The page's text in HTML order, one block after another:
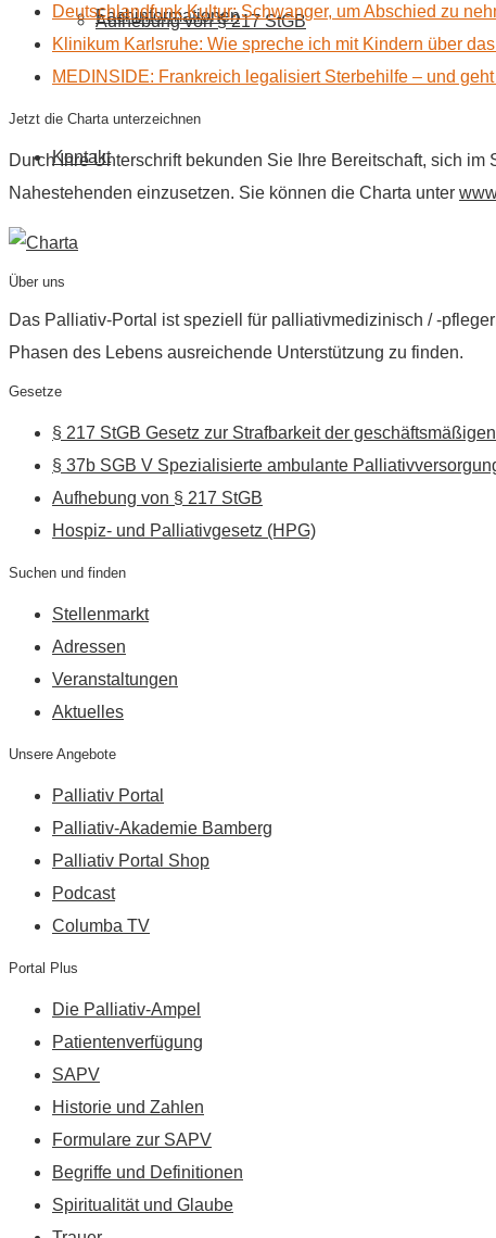
Fachinformationen
Aufhebung von § 217 StGB
Kontakt
Deutschlandfunk Kultur: Schwanger, um Abschied zu
Klinikum Karlsruhe: Wie spreche ich mit Kindern über
MEDINSIDE: Frankreich legalisiert Sterbehilfe – und
Jetzt die Charta unterzeichnen
Durch Ihre Unterschrift bekunden Sie Ihre Bereitschaft, sich
Nahestehenden einzusetzen. Sie können die Charta unter
Über uns
Das Palliativ-Portal ist speziell für palliativmedizinisch / -
Phasen des Lebens ausreichende Unterstützung zu finden.
Gesetze
§ 217 StGB Gesetz zur Strafbarkeit der
§ 37b SGB V Spezialisierte ambulante
Aufhebung von § 217 StGB
Hospiz- und Palliativgesetz (HPG)
Suchen und finden
Stellenmarkt
Adressen
Veranstaltungen
Aktuelles
Unsere Angebote
Palliativ Portal
Palliativ-Akademie Bamberg
Palliativ Portal Shop
Podcast
Columba TV
Portal Plus
Die Palliativ-Ampel
Patientenverfügung
SAPV
Historie und Zahlen
Formulare zur SAPV
Begriffe und Definitionen
Spiritualität und Glaube